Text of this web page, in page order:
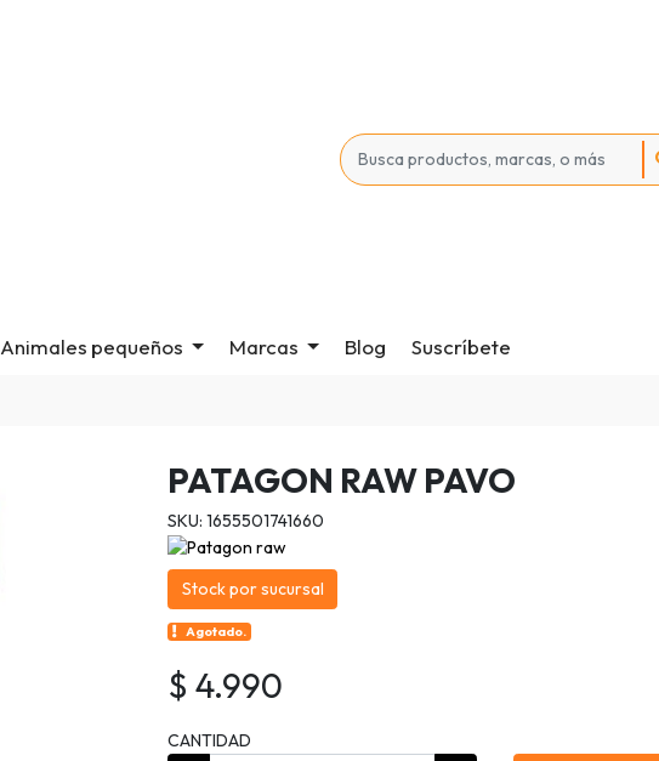
Animales pequeños Marcas Blog Suscríbete
PATAGON RAW PAVO
SKU: 1655501741660
Stock por sucursal
Agotado.
$ 4.990
CANTIDAD